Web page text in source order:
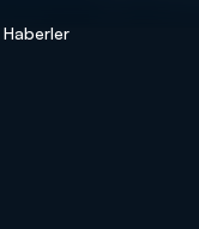
Haberler